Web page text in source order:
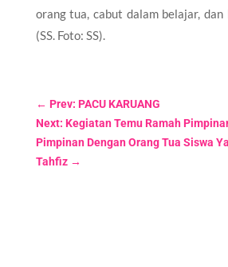
orang tua, cabut dalam belajar,
(SS. Foto: SS).
← Prev: PACU KARUANG
Next: Kegiatan Temu Ramah
Pimpinan Dengan Orang Tua Siswa
Tahfiz→